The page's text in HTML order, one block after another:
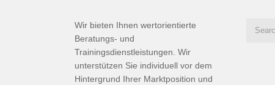
Wir bieten Ihnen wertorientierte
Beratungs- und
Trainingsdienstleistungen. Wir
unterstützen Sie individuell vor dem
Hintergrund Ihrer Marktposition und